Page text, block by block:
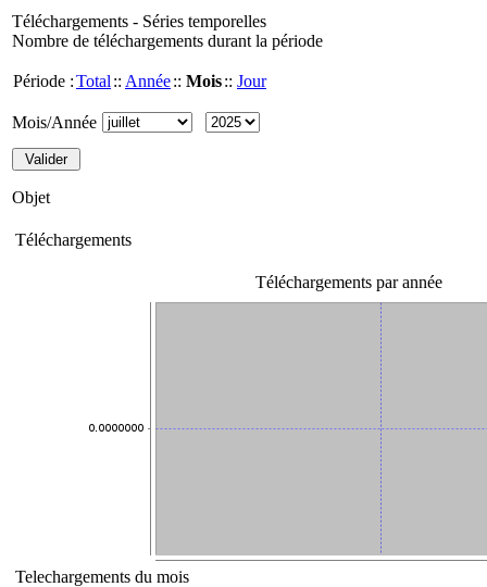
Téléchargements - Séries temporelles
Nombre de téléchargements durant la période
Période :Total :: Année:: Mois:: Jour
Mois/Année
Objet
Téléchargements
Téléchargements par année
Telechargements du mois